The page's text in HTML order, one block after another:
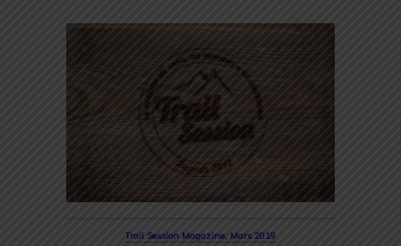
Trail Session Magazine, Mars 2019